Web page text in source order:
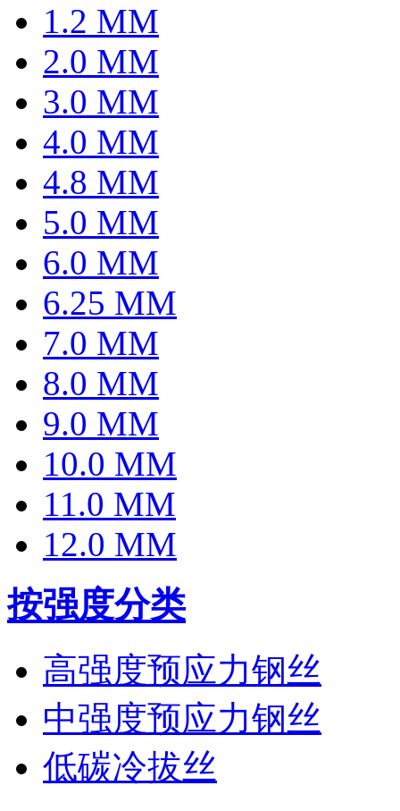
1.2 MM
2.0 MM
3.0 MM
4.0 MM
4.8 MM
5.0 MM
6.0 MM
6.25 MM
7.0 MM
8.0 MM
9.0 MM
10.0 MM
11.0 MM
12.0 MM
按强度分类
高强度预应力钢丝
中强度预应力钢丝
低碳冷拔丝